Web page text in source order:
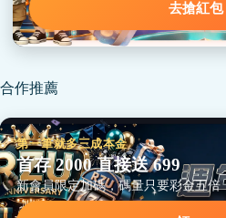
去搶紅
合作推薦
第一筆就多三成本金
首存 2000 直接送 699
新會員限定加碼，碼量只要彩金五倍